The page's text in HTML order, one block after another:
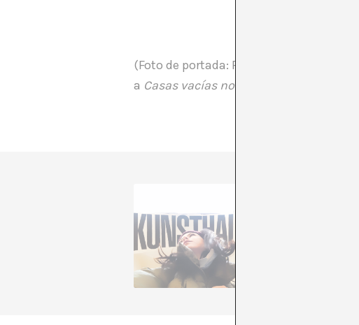
(Foto de portada: Frame del video
a Casas vacías no hacen ciudad
Contemporani
contemporani, la